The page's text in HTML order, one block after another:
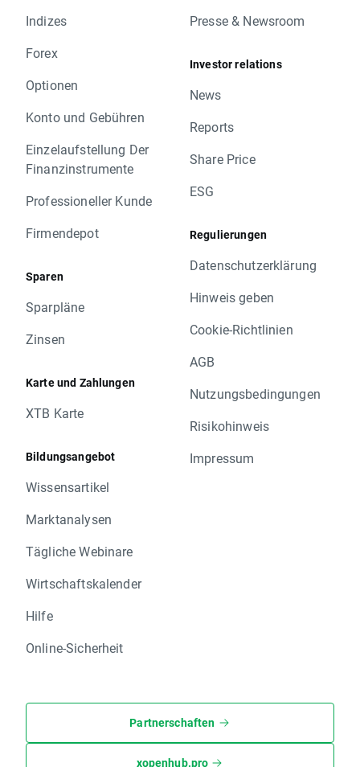
Indizes
Forex
Optionen
Konto und Gebühren
Einzelaufstellung Der
Finanzinstrumente
Professioneller Kunde
Firmendepot
Sparen
Sparpläne
Zinsen
Karte und Zahlungen
XTB Karte
Bildungsangebot
Wissensartikel
Marktanalysen
Tägliche Webinare
Wirtschaftskalender
Hilfe
Online-Sicherheit
Presse & Newsroom
Investor relations
News
Reports
Share Price
ESG
Regulierungen
Datenschutzerklärung
Hinweis geben
Cookie-Richtlinien
AGB
Nutzungsbedingungen
Risikohinweis
Impressum
Partnerschaften
xopenhub.pro